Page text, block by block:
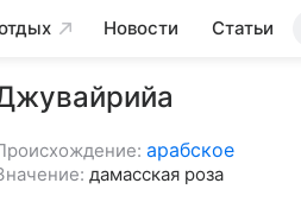
Новости Статьи
арабское
дамасская роза